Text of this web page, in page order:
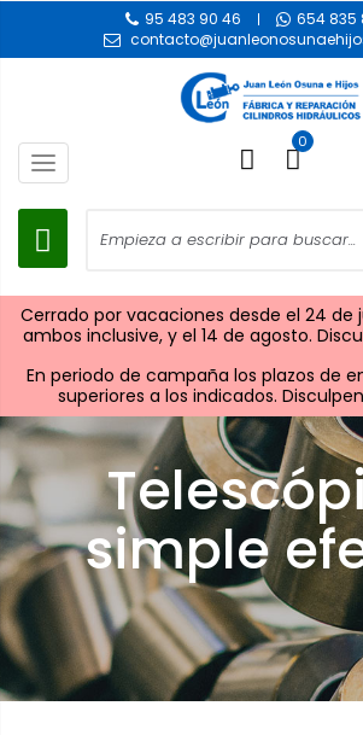
95 483 90 46
654 835
Toggle
navigation
0
Cerrado por vacaciones desde el 24 de
ambos inclusive, y el 14 de agosto.
En periodo de campaña los plazos de
superiores a los indicados.
simple